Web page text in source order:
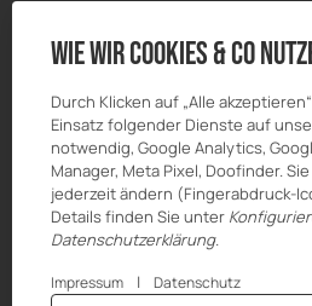
Widerrufsrecht
Wie wir Cookies & Co
Durch Klicken auf „Alle
Einsatz folgender Dienste auf
notwendig, Google Analytics,
Manager, Meta Pixel, Doofinder.
jederzeit ändern (Fingerabdruck-
Details finden Sie unter
Datenschutzerklärung.
Impressum | Datenschutz